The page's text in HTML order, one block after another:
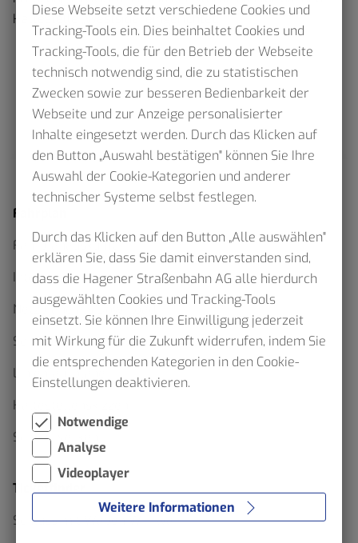
Haltestelle „Westside“ eingerichtet.
Fahrplan
Fahrplanauskunft
Interaktiver Netzplan
Netzpläne als Download
Sommerfahrplan 2026
Linienfahrpläne
Haltestellenskizzen
Schülerverkehr
Ticketfinder
Schluss mit Waben Wirrwarr
Diese Webseite setzt verschiedene Cookies und
Tracking-Tools ein. Dies beinhaltet Cookies und
Tracking-Tools, die für den Betrieb der Webseite
technisch notwendig sind, die zu statistischen
Zwecken sowie zur besseren Bedienbarkeit der
Webseite und zur Anzeige personalisierter
Inhalte eingesetzt werden. Durch das Klicken auf
den Button „Auswahl bestätigen" können Sie Ihre
Auswahl der Cookie-Kategorien und anderer
technischer Systeme selbst festlegen.
Durch das Klicken auf den Button „Alle auswählen"
erklären Sie, dass Sie damit einverstanden sind,
dass die Hagener Straßenbahn AG alle hierdurch
ausgewählten Cookies und Tracking-Tools
einsetzt. Sie können Ihre Einwilligung jederzeit
mit Wirkung für die Zukunft widerrufen, indem Sie
die entsprechenden Kategorien in den Cookie-
Einstellungen deaktivieren.
Notwendige
Analyse
Videoplayer
Weitere Informationen